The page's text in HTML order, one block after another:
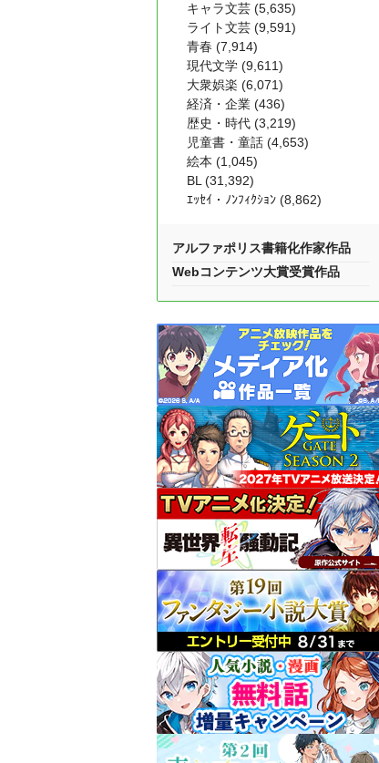
キャラ文芸 (5,635)
ライト文芸 (9,591)
青春 (7,914)
現代文学 (9,611)
大衆娯楽 (6,071)
経済・企業 (436)
歴史・時代 (3,219)
児童書・童話 (4,653)
絵本 (1,045)
BL (31,392)
ｴｯｾｲ・ﾉﾝﾌｨｸｼｮﾝ (8,862)
アルファポリス書籍化作家作品
Webコンテンツ大賞受賞作品